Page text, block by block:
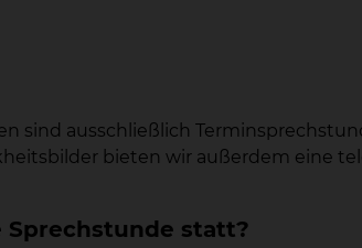
sind ausschließlich
bieten wir außerdem eine
statt?